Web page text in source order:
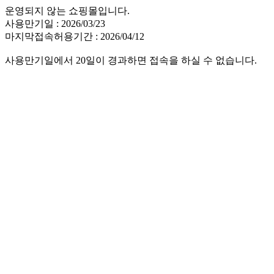
운영되지 않는 쇼핑몰입니다.
사용만기일 : 2026/03/23
마지막접속허용기간 : 2026/04/12
사용만기일에서 20일이 경과하면 접속을 하실 수 없습니다.